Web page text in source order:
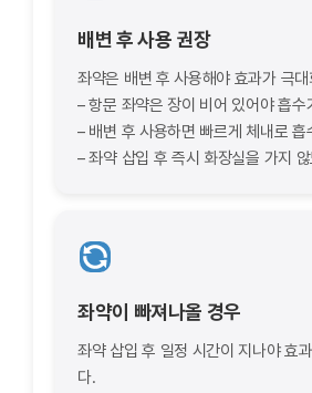
배변 후 사용 권장
좌약은 배변 후 사용해야 효과가 극
– 항문 좌약은 장이 비어 있어야 흡수
– 배변 후 사용하면 빠르게 체내로 흡
– 좌약 삽입 후 즉시 화장실을 가지 않
좌약이 빠져나올 경우
좌약 삽입 후 일정 시간이 지나야 효
다.